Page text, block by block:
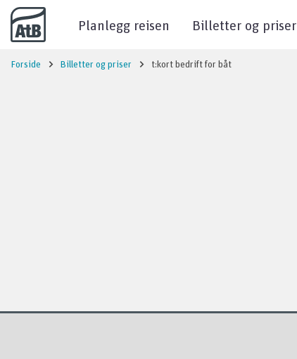
Til innhold
Planlegg reisen Billetter og priser
Forside Billetter og priser t:kort bedrift for båt